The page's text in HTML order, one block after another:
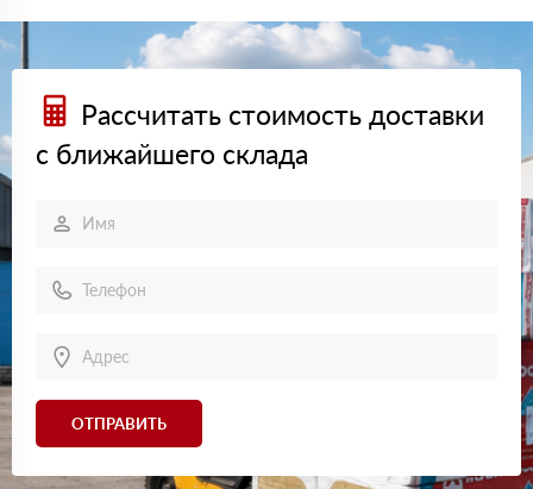
Рассчитать стоимость доставки
с ближайшего склада
ОТПРАВИТЬ